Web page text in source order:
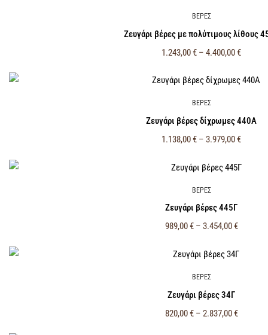
ΒΕΡΕΣ
Ζευγάρι βέρες με πολύτιμους λίθους
1.243,00€ – 4.400,00€
ΒΕΡΕΣ
Ζευγάρι βέρες δίχρωμες 440Α
1.138,00€ – 3.979,00€
ΒΕΡΕΣ
Ζευγάρι βέρες 445Γ
989,00€ – 3.454,00€
ΒΕΡΕΣ
Ζευγάρι βέρες 34Γ
820,00€ – 2.837,00€